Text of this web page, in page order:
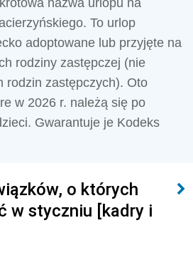
nazwa urlopu na
To urlop
adoptowane lub przyjęte na
rodziny zastępczej (nie
rodzin zastępczych). Oto
w 2026 r. należą się po
Gwarantuje je Kodeks
o których
w styczniu [kadry i